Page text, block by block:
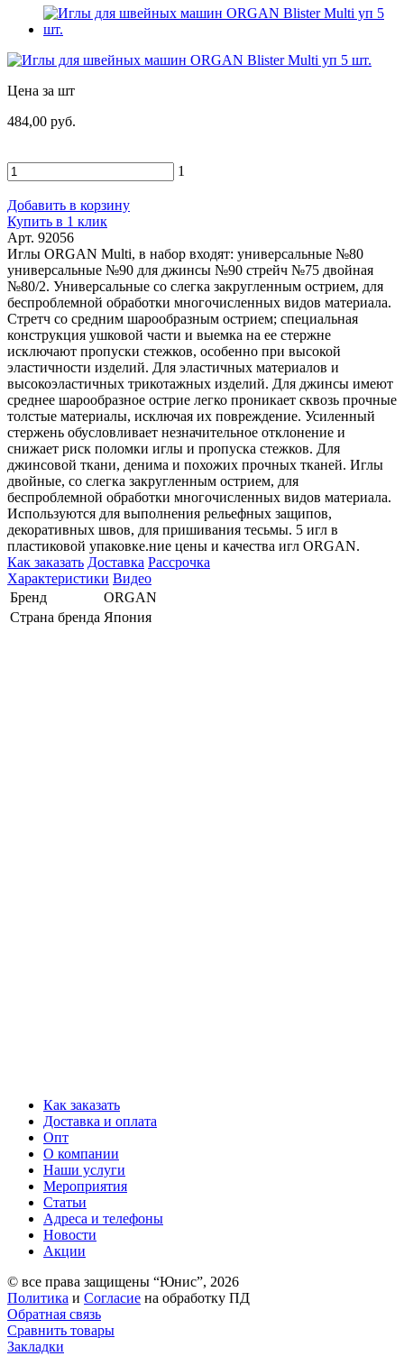
Цена за шт
484,00 руб.
1
Добавить в корзину
Купить в 1 клик
Арт. 92056
Иглы ORGAN Multi, в набор входят: универсальные №80
универсальные №90 для джинсы №90 стрейч №75 двойная
№80/2. Универсальные со слегка закругленным острием, для
беспроблемной обработки многочисленных видов материала.
Стретч со средним шарообразным острием; специальная
конструкция ушковой части и выемка на ее стержне
исключают пропуски стежков, особенно при высокой
эластичности изделий. Для эластичных материалов и
высокоэластичных трикотажных изделий. Для джинсы имеют
среднее шарообразное острие легко проникает сквозь прочные
толстые материалы, исключая их повреждение. Усиленный
стержень обусловливает незначительное отклонение и
снижает риск поломки иглы и пропуска стежков. Для
джинсовой ткани, денима и похожих прочных тканей. Иглы
двойные, со слегка закругленным острием, для
беспроблемной обработки многочисленных видов материала.
Используются для выполнения рельефных защипов,
декоративных швов, для пришивания тесьмы. 5 игл в
пластиковой упаковке.ние цены и качества игл ORGAN.
Как заказать Доставка Рассрочка
Характеристики Видео
Бренд
ORGAN
Страна бренда Япония
Как заказать
Доставка и оплата
Опт
О компании
Наши услуги
Мероприятия
Статьи
Адреса и телефоны
Новости
Акции
© все права защищены “Юнис”, 2026
Политика и Согласие на обработку ПД
Обратная связь
Сравнить товары
Закладки